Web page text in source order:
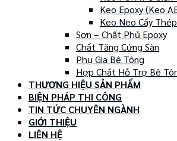
Keo Epoxy (Keo
Keo Neo Cấy Thép
Sơn – Chất Phủ Epoxy
Chất Tăng Cứng Sàn
Phụ Gia Bê Tông
Hợp Chất Hỗ Trợ Bê
THƯƠNG HIỆU SẢN PHẨM
BIỆN PHÁP THI CÔNG
TIN TỨC CHUYÊN NGÀNH
GIỚI THIỆU
LIÊN HỆ